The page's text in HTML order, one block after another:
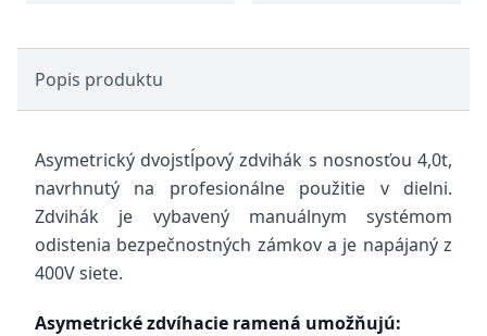
Popis produktu
Asymetrický dvojstĺpový zdvihák s nosnosťou 4,0t,
navrhnutý na profesionálne použitie v dielni.
Zdvihák je vybavený manuálnym systémom
odistenia bezpečnostných zámkov a je napájaný z
400V siete.
Asymetrické zdvíhacie ramená umožňujú: